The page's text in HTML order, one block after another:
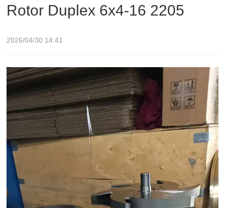
Rotor Duplex 6x4-16 2205
2026/04/30 14:41